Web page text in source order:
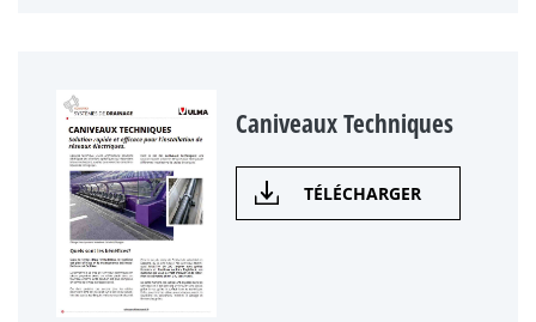
Caniveaux Techniques
TÉLÉCHARGER